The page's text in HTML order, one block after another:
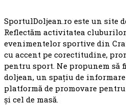
SportulDoljean.ro este un site
Reflectăm activitatea
evenimentelor sportive din
cu accent pe corectitudine,
pentru sport. Ne propunem să
doljean, un spațiu de
platformă de promovare
și cel de masă.